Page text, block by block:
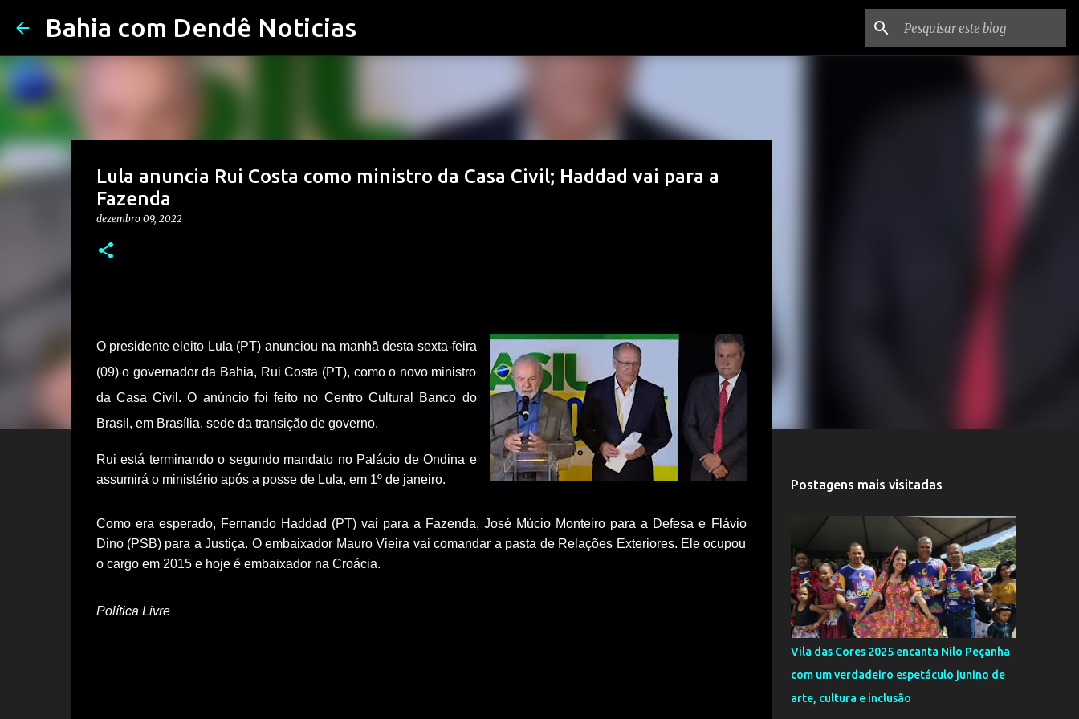
Bahia com Dendê Noticias
Lula anuncia Rui Costa como ministro da Casa Civil; Haddad vai para a
Fazenda
dezembro 09, 2022
O presidente eleito Lula (PT) anunciou na manhã desta sexta-feira
(09) o governador da Bahia, Rui Costa (PT), como o novo ministro
da Casa Civil. O anúncio foi feito no Centro Cultural Banco do
Brasil, em Brasília, sede da transição de governo.
Rui está terminando o segundo mandato no Palácio de Ondina e
assumirá o ministério após a posse de Lula, em 1º de janeiro.
Como era esperado, Fernando Haddad (PT) vai para a Fazenda, José Múcio Monteiro para a Defesa e Flávio
Dino (PSB) para a Justiça. O embaixador Mauro Vieira vai comandar a pasta de Relações Exteriores. Ele ocupou
o cargo em 2015 e hoje é embaixador na Croácia.
Política Livre
Postagens mais visitadas
Vila das Cores 2025 encanta Nilo Peçanha
com um verdadeiro espetáculo junino de
arte, cultura e inclusão